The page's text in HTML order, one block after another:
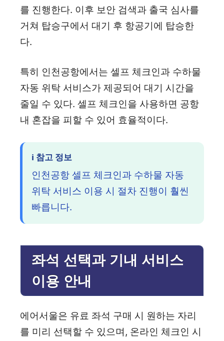
를 진행한다. 이후 보안 검색과 출국 심사를
거쳐 탑승구에서 대기 후 항공기에 탑승한
다.
특히 인천공항에서는 셀프 체크인과 수하물
자동 위탁 서비스가 제공되어 대기 시간을
줄일 수 있다. 셀프 체크인을 사용하면 공항
내 혼잡을 피할 수 있어 효율적이다.
ℹ️ 참고 정보
인천공항 셀프 체크인과 수하물 자동
위탁 서비스 이용 시 절차 진행이 훨씬
빠릅니다.
좌석 선택과 기내 서비스
이용 안내
에어서울은 유료 좌석 구매 시 원하는 자리
를 미리 선택할 수 있으며, 온라인 체크인 시